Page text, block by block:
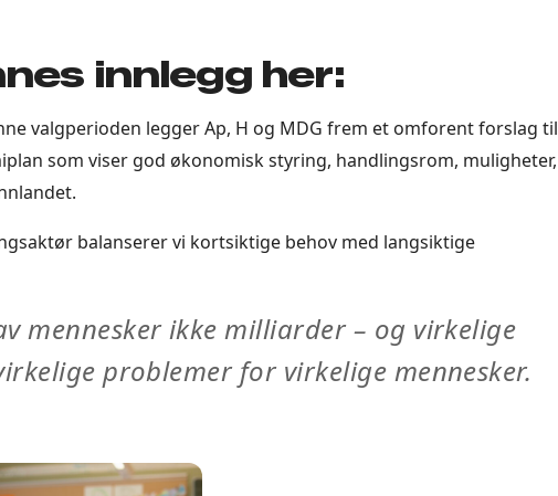
innlegg her:
valgperioden legger Ap, H og MDG frem et omforent forslag til
som viser god økonomisk styring, handlingsrom, muligheter,
balanserer vi kortsiktige behov med langsiktige
mennesker ikke milliarder – og virkelige
problemer for virkelige mennesker.